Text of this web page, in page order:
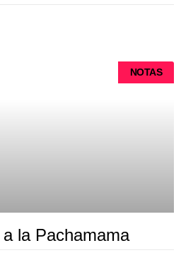
NOTAS
la Pachamama